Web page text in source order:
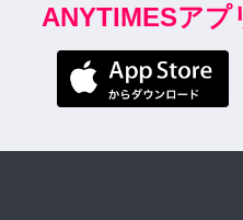
ANYTIMESアプ